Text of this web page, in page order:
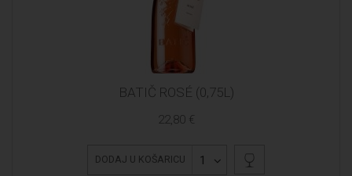
BATIČ ROSÉ (0,75L)
22,80 €
DODAJ U KOŠARICU 1